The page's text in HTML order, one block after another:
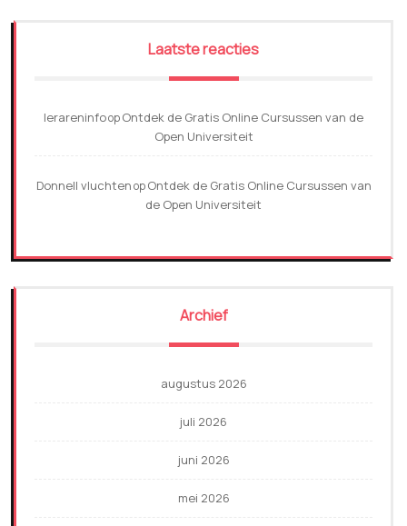
Laatste reacties
lerareninfoopOntdek de Gratis Online Cursussen van de
Open Universiteit
Donnell vluchtenopOntdek de Gratis Online Cursussen van
de Open Universiteit
Archief
augustus 2026
juli 2026
juni 2026
mei 2026